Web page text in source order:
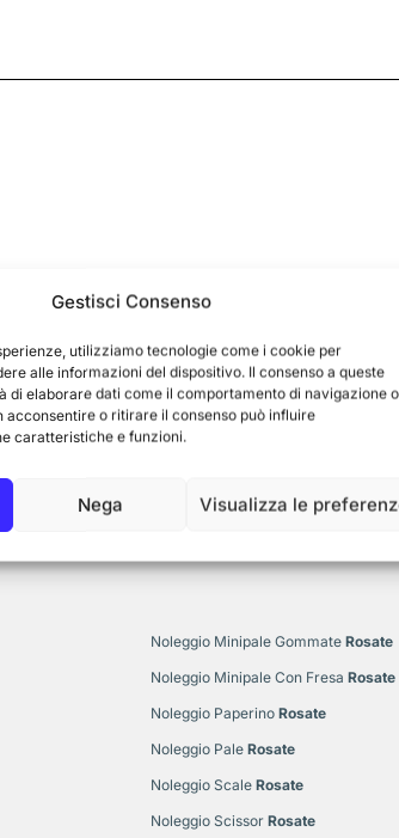
Gestisci Consenso
utilizziamo tecnologie come i cookie per
alle informazioni del dispositivo. Il consenso a queste
di elaborare dati come il comportamento di navigazione
acconsentire o ritirare il consenso può influire
caratteristiche e funzioni.
Nega Visualizza le
Noleggio Minipale Gommate Rosate
Noleggio Minipale Con Fresa Rosate
Noleggio Paperino Rosate
Noleggio Pale Rosate
Noleggio Scale Rosate
Noleggio Scissor Rosate